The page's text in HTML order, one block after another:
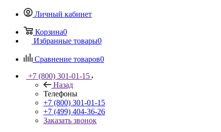
Личный кабинет
Корзина0
Избранные товары0
Сравнение товаров0
+7 (800) 301-01-15
Назад
Телефоны
+7 (800) 301-01-15
+7 (499) 404-36-26
Заказать звонок